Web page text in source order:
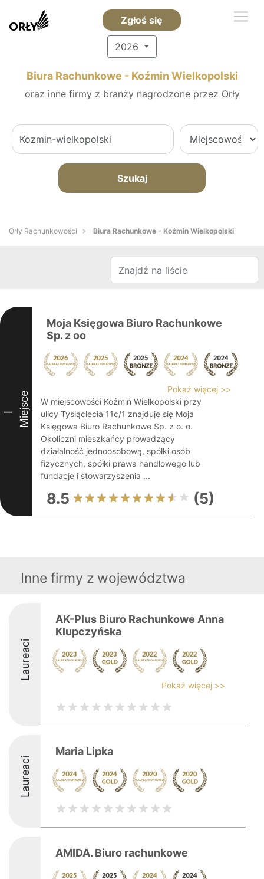
Zgłoś się
2026
Biura Rachunkowe - Koźmin Wielkopolski
oraz inne firmy z branży nagrodzone przez Orły
Szukaj
Orły Rachunkowości Biura Rachunkowe - Koźmin Wielkopolski
I Miejsce
Moja Księgowa Biuro Rachunkowe
Sp. z oo
Pokaż więcej >>
W miejscowości Koźmin Wielkopolski przy
ulicy Tysiąclecia 11c/1 znajduje się Moja
Księgowa Biuro Rachunkowe Sp. z o. o.
Okoliczni mieszkańcy prowadzący
działalność jednoosobową, spółki osób
fizycznych, spółki prawa handlowego lub
fundacje i stowarzyszenia ...
8.5 (5)
Inne firmy z województwa
Laureaci
AK-Plus Biuro Rachunkowe Anna
Klupczyńska
Pokaż więcej >>
Laureaci
Maria Lipka
AMIDA. Biuro rachunkowe